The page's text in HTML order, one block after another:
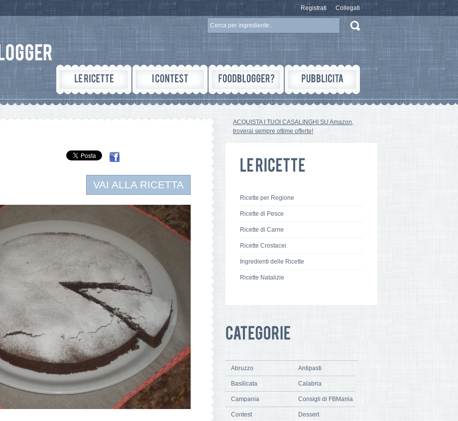
Registrati Collegati
VAI ALLA RICETTA
ACQUISTA I TUOI CASALINGHI SU Amazon,
troverai sempre ottime offerte!
Ricette per Regione
Ricette di Pesce
Ricette di Carne
Ricette Crostacei
Ingredienti delle Ricette
Ricette Natalizie
Abruzzo Antipasti
Basilicata Calabria
Campania Consigli di FBMania
Contest Dessert